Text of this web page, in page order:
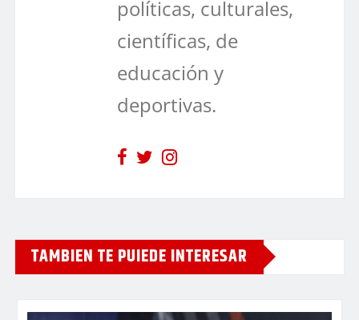
políticas, culturales,
científicas, de
educación y
deportivas.
TAMBIEN TE PUIEDE INTERESAR